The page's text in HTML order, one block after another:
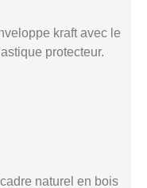
kraft avec le
protecteur.
naturel en bois